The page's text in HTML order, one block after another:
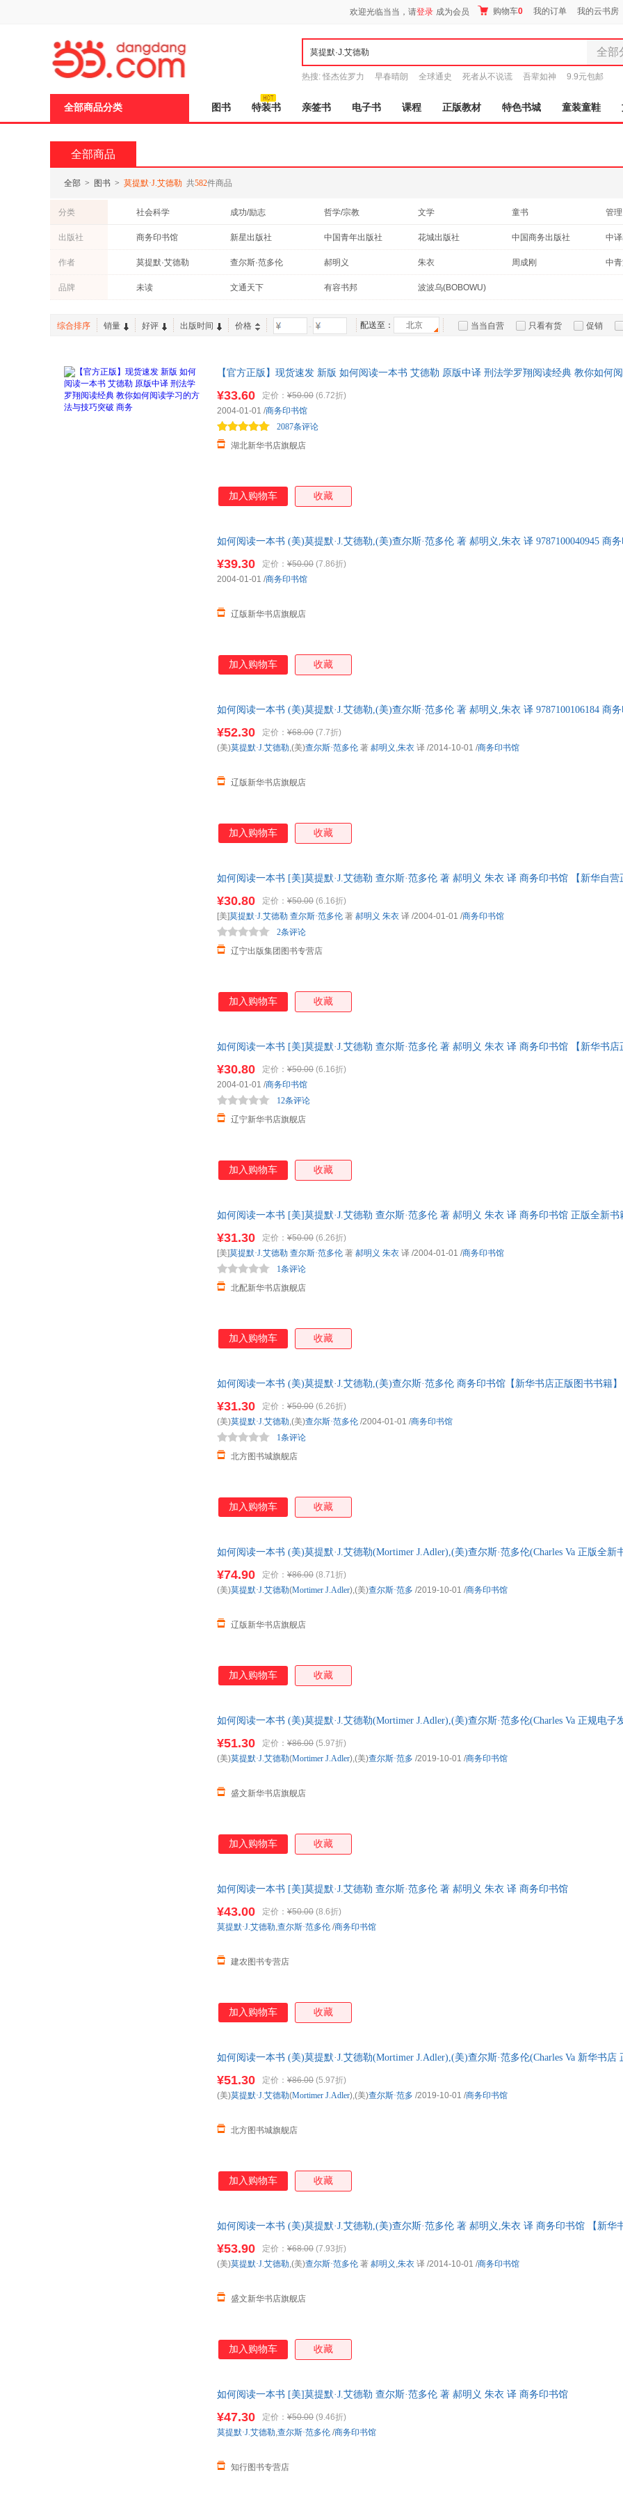
欢迎光临当当，请登录 成为会员 购物车0 我的订单 我的云书房
全部
全部分
图书
电子书
玩具
童装
家居日
箱包
汽车
热搜: 怪杰佐罗力 早春晴朗 全球通史 死者从不说谎 吾辈如神 9.9元包邮
全部商品分类 图书 特装书 亲签书 电子书 课程 正版教材 特色书城 童装童鞋
全部商品
全部 > 图书 > 莫提默·J.艾德勒 共582件商品
分类 社会科学 成功/励志 哲学/宗教 文学 童书 管理
文化
青春文学 外语 教材 工具书 历史
出版社 商务印书馆 新星出版社 中国青年出版社 花城出版社 中国商务出版社 中
作者 莫提默·艾德勒 查尔斯·范多伦 郝明义 朱衣 周成刚 中
品牌 未读 文通天下 有容书邦 波波乌(BOBOWU)
综合排序 销量 好评 出版时间 价格 - 配送至： 北京 当当自营 只看有货 促销
【官方正版】现货速发 新版 如何阅读一本书 艾德勒 原版中译 刑法学罗翔阅读经典 教你如何
¥33.60 定价： ¥50.00 (6.72折)
湖北新华书店旗舰店
2087条评论
2004-01-01 /商务印书馆
加入购物车 收藏
如何阅读一本书 (美)莫提默·J.艾德勒,(美)查尔斯·范多伦 著 郝明义,朱衣 译 9787100040945 商
¥39.30 定价： ¥50.00 (7.86折)
辽版新华书店旗舰店
2004-01-01 /商务印书馆
加入购物车 收藏
如何阅读一本书 (美)莫提默·J.艾德勒,(美)查尔斯·范多伦 著 郝明义,朱衣 译 9787100106184 商
¥52.30 定价： ¥68.00 (7.7折)
辽版新华书店旗舰店
(美)莫提默·J.艾德勒,(美)查尔斯·范多伦 著 郝明义 ,朱衣 译 /2014-10-01 /商务印书馆
加入购物车 收藏
如何阅读一本书 [美]莫提默·J.艾德勒 查尔斯·范多伦 著 郝明义 朱衣 译 商务印书馆 【新华自
¥30.80 定价： ¥50.00 (6.16折)
辽宁出版集团图书专营店
2条评论
[美]莫提默·J.艾德勒 查尔斯·范多伦 著 郝明义 朱衣 译 /2004-01-01 /商务印书馆
加入购物车 收藏
如何阅读一本书 [美]莫提默·J.艾德勒 查尔斯·范多伦 著 郝明义 朱衣 译 商务印书馆 【新华书店
¥30.80 定价： ¥50.00 (6.16折)
辽宁新华书店旗舰店
12条评论
2004-01-01 /商务印书馆
加入购物车 收藏
如何阅读一本书 [美]莫提默·J.艾德勒 查尔斯·范多伦 著 郝明义 朱衣 译 商务印书馆 正版全新
¥31.30 定价： ¥50.00 (6.26折)
北配新华书店旗舰店
1条评论
[美]莫提默·J.艾德勒 查尔斯·范多伦 著 郝明义 朱衣 译 /2004-01-01 /商务印书馆
加入购物车 收藏
如何阅读一本书 (美)莫提默·J.艾德勒,(美)查尔斯·范多伦 商务印书馆【新华书店正版图书书籍
¥31.30 定价： ¥50.00 (6.26折)
北方图书城旗舰店
1条评论
(美)莫提默·J.艾德勒,(美)查尔斯·范多伦 /2004-01-01 /商务印书馆
加入购物车 收藏
如何阅读一本书 (美)莫提默·J.艾德勒(Mortimer J.Adler),(美)查尔斯·范多伦(Charles Va 正版全新
¥74.90 定价： ¥86.00 (8.71折)
辽版新华书店旗舰店
(美)莫提默·J.艾德勒(Mortimer J.Adler),(美)查尔斯·范多 /2019-10-01 /商务印书馆
加入购物车 收藏
如何阅读一本书 (美)莫提默·J.艾德勒(Mortimer J.Adler),(美)查尔斯·范多伦(Charles Va 正规电子
¥51.30 定价： ¥86.00 (5.97折)
盛文新华书店旗舰店
(美)莫提默·J.艾德勒(Mortimer J.Adler),(美)查尔斯·范多 /2019-10-01 /商务印书馆
加入购物车 收藏
如何阅读一本书 [美]莫提默·J.艾德勒 查尔斯·范多伦 著 郝明义 朱衣 译 商务印书馆
¥43.00 定价： ¥50.00 (8.6折)
建农图书专营店
莫提默·J.艾德勒,查尔斯·范多伦 /商务印书馆
加入购物车 收藏
如何阅读一本书 (美)莫提默·J.艾德勒(Mortimer J.Adler),(美)查尔斯·范多伦(Charles Va 新华书店
¥51.30 定价： ¥86.00 (5.97折)
北方图书城旗舰店
(美)莫提默·J.艾德勒(Mortimer J.Adler),(美)查尔斯·范多 /2019-10-01 /商务印书馆
加入购物车 收藏
如何阅读一本书 (美)莫提默·J.艾德勒,(美)查尔斯·范多伦 著 郝明义,朱衣 译 商务印书馆 【新华
¥53.90 定价： ¥68.00 (7.93折)
盛文新华书店旗舰店
(美)莫提默·J.艾德勒,(美)查尔斯·范多伦 著 郝明义 ,朱衣 译 /2014-10-01 /商务印书馆
加入购物车 收藏
如何阅读一本书 [美]莫提默·J.艾德勒 查尔斯·范多伦 著 郝明义 朱衣 译 商务印书馆
¥47.30 定价： ¥50.00 (9.46折)
知行图书专营店
莫提默·J.艾德勒,查尔斯·范多伦 /商务印书馆
页